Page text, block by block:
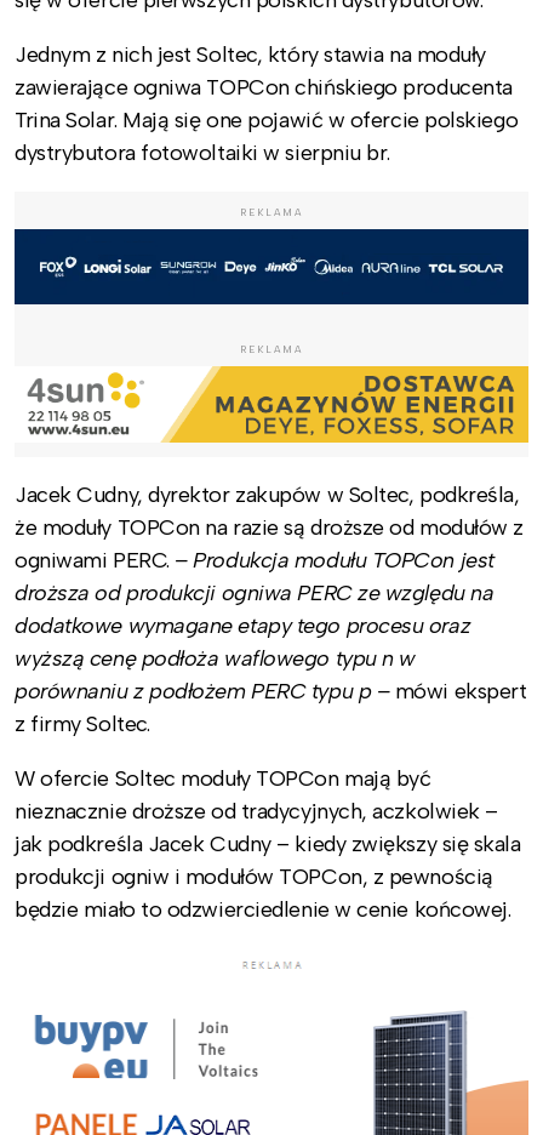
Jednym z nich jest Soltec, który stawia na moduły
zawierające ogniwa TOPCon chińskiego producenta
Trina Solar. Mają się one pojawić w ofercie polskiego
dystrybutora fotowoltaiki w sierpniu br.
REKLAMA
REKLAMA
Jacek Cudny, dyrektor zakupów w Soltec, podkreśla,
że moduły TOPCon na razie są droższe od modułów z
ogniwami PERC. – Produkcja modułu TOPCon jest
droższa od produkcji ogniwa PERC ze względu na
dodatkowe wymagane etapy tego procesu oraz
wyższą cenę podłoża waflowego typu n w
porównaniu z podłożem PERC typu p –mówi ekspert
z firmy Soltec.
W ofercie Soltec moduły TOPCon mają być
nieznacznie droższe od tradycyjnych, aczkolwiek –
jak podkreśla Jacek Cudny – kiedy zwiększy się skala
produkcji ogniw i modułów TOPCon, z pewnością
będzie miało to odzwierciedlenie w cenie końcowej.